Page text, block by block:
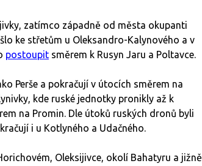
zatímco západně od města okupanti
ke střetům u Oleksandro-Kalynového a v
postoupit směrem k Rusyn Jaru a Poltavce.
Perše a pokračují v útocích směrem na
kde ruské jednotky pronikly až k
na Promin. Dle útoků ruských dronů byli
i u Kotlyného a Udačného.
Oleksijivce, okolí Bahatyru a jižně